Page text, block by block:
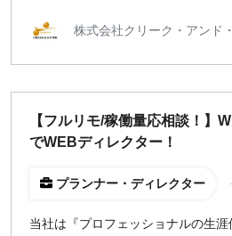
株式会社クリーク・アンド
【フルリモ/稼働量応相談！】
でWEBディレクター！
プランナー・ディレクター
当社は『プロフェッショナルの生涯